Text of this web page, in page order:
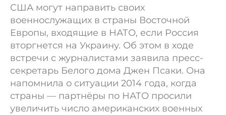
США могут направить своих
военнослужащих в страны Восточной
Европы, входящие в НАТО, если Россия
вторгнется на Украину. Об этом в ходе
встречи с журналистами заявила пресс-
секретарь Белого дома Джен Псаки. Она
напомнила о ситуации 2014 года, когда
страны — партнёры по НАТО просили
увеличить число американских военных